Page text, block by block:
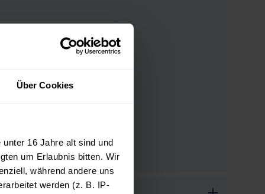
Über Cookies
16 Jahre alt sind und
um Erlaubnis bitten. Wir
während andere uns
werden (z. B. IP-
, die